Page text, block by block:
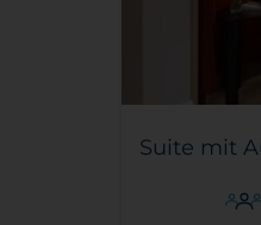
Suite mit